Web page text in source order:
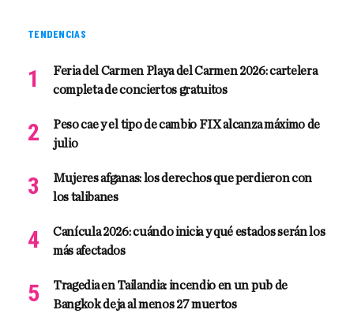
TENDENCIAS
Feria del Carmen Playa del Carmen 2026: cartelera
completa de conciertos gratuitos
Peso cae y el tipo de cambio FIX alcanza máximo de
julio
Mujeres afganas: los derechos que perdieron con
los talibanes
Canícula 2026: cuándo inicia y qué estados serán los
más afectados
Tragedia en Tailandia: incendio en un pub de
Bangkok deja al menos 27 muertos